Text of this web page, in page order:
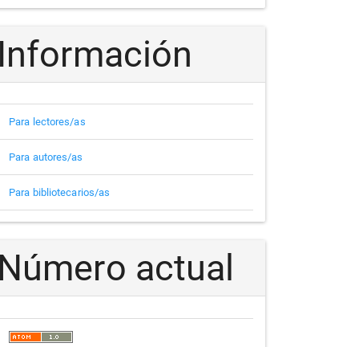
Información
Para lectores/as
Para autores/as
Para bibliotecarios/as
Número actual